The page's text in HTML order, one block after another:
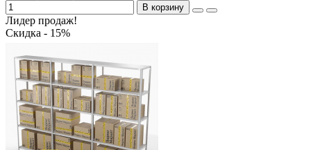
В корзину
Лидер продаж!
Скидка - 15%